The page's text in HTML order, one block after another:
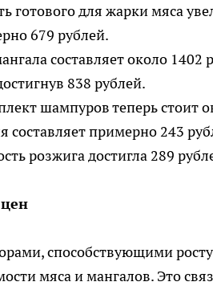
готового для жарки мяса
679 рублей.
составляет около
838 рублей.
шампуров теперь стоит
составляет примерно 243
розжига достигла 289
способствующими
мяса и мангалов. Это